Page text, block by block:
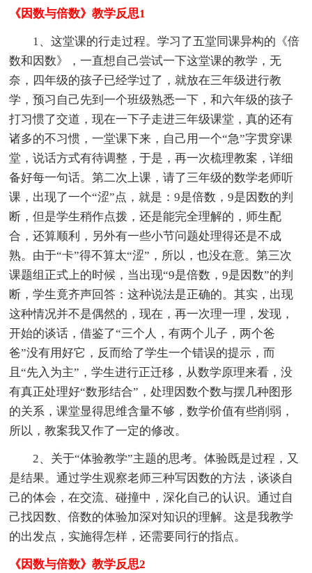
《因数与倍数》教学反思1
1、这堂课的行走过程。学习了五堂同课异构的《倍
数和因数》，一直想自己尝试一下这堂课的教学，无
奈，四年级的孩子已经学过了，就放在三年级进行教
学，预习自己先到一个班级熟悉一下，和六年级的孩子
打习惯了交道，现在一下子走进三年级课堂，真的还有
诸多的不习惯，一堂课下来，自己用一个“急”字贯穿课
堂，说话方式有待调整，于是，再一次梳理教案，详细
备好每一句话。第二次上课，请了三年级的数学老师听
课，出现了一个“涩”点，就是：9是倍数，9是因数的判
断，但是学生稍作点拨，还是能完全理解的，师生配
合，还算顺利，另外有一些小节问题处理得还是不成
熟。由于“卡”得不算太“涩”，所以，也没在意。第三次
课题组正式上的时候，当出现“9是倍数，9是因数”的判
断，学生竟齐声回答：这种说法是正确的。其实，出现
这种情况并不是偶然的，现在，再一次理一理，发现，
开始的谈话，借鉴了“三个人，有两个儿子，两个爸
爸”没有用好它，反而给了学生一个错误的提示，而
且“先入为主”，学生进行正迁移，从数学原理来看，没
有真正处理好“数形结合”，处理因数个数与摆几种图形
的关系，课堂显得思维含量不够，数学价值有些削弱，
所以，教案我又作了一定的修改。
2、关于“体验教学”主题的思考。体验既是过程，又
是结果。通过学生观察老师三种写因数的方法，谈谈自
己的体会，在交流、碰撞中，深化自己的认识。通过自
己找因数、倍数的体验加深对知识的理解。这是我教学
的出发点，实施得怎样，还需要同行的指点。
《因数与倍数》教学反思2